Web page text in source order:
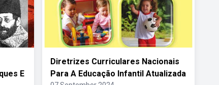
E
Diretrizes Curriculares Nacionais
Para A Educação Infantil Atualizada